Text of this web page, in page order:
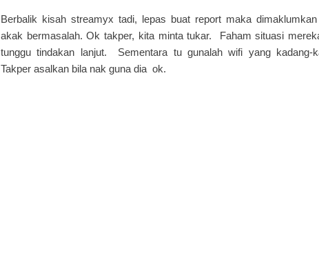
Berbalik kisah streamyx tadi, lepas buat report maka
akak bermasalah. Ok takper, kita minta tukar. Faham situasi
tunggu tindakan lanjut. Sementara tu gunalah wifi yang kadang-
Takper asalkan bila nak guna dia ok.